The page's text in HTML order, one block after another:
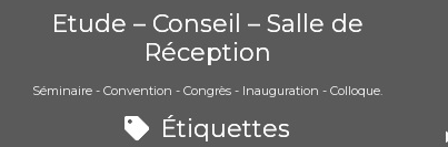
Etude – Conseil – Salle de
Réception
Séminaire - Convention - Congrès - Inauguration - Colloque.
Étiquettes